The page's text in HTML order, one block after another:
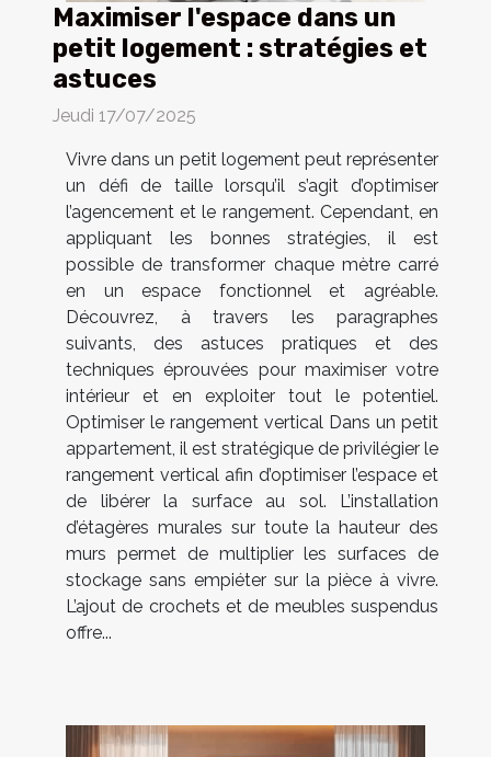
Maximiser l'espace dans un
petit logement : stratégies et
astuces
Jeudi 17/07/2025
Vivre dans un petit logement peut représenter
un défi de taille lorsqu’il s’agit d’optimiser
l’agencement et le rangement. Cependant, en
appliquant les bonnes stratégies, il est
possible de transformer chaque mètre carré
en un espace fonctionnel et agréable.
Découvrez, à travers les paragraphes
suivants, des astuces pratiques et des
techniques éprouvées pour maximiser votre
intérieur et en exploiter tout le potentiel.
Optimiser le rangement vertical Dans un petit
appartement, il est stratégique de privilégier le
rangement vertical afin d’optimiser l’espace et
de libérer la surface au sol. L’installation
d’étagères murales sur toute la hauteur des
murs permet de multiplier les surfaces de
stockage sans empiéter sur la pièce à vivre.
L’ajout de crochets et de meubles suspendus
offre...